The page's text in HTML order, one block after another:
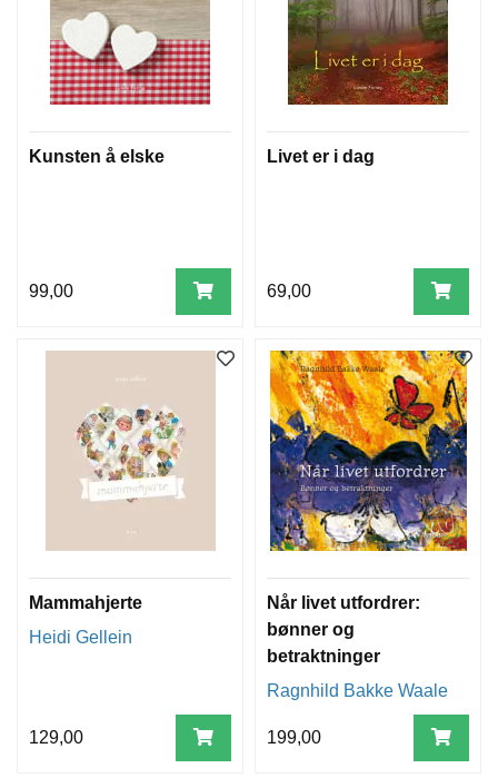
Kunsten å elske
99,00
Livet er i dag
69,00
Mammahjerte
Heidi Gellein
129,00
Når livet utfordrer:
bønner og
betraktninger
Ragnhild Bakke Waale
199,00